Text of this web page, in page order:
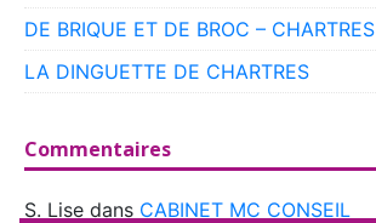
DE BRIQUE ET DE BROC – CHARTRES
LA DINGUETTE DE CHARTRES
Commentaires
S. Lise dans CABINET MC CONSEIL